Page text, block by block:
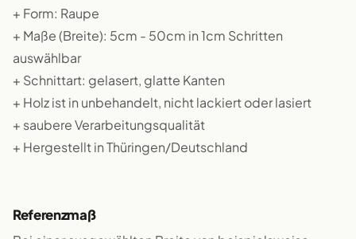
+ Form: Raupe
+ Maße (Breite): 5cm - 50cm in 1cm Schritten
auswählbar
+ Schnittart: gelasert, glatte Kanten
+ Holz ist in unbehandelt, nicht lackiert oder lasiert
+ saubere Verarbeitungsqualität
+ Hergestellt in Thüringen/Deutschland
Referenzmaß